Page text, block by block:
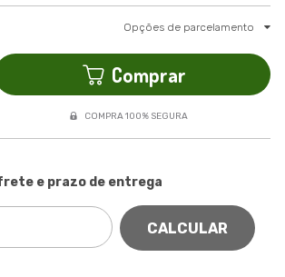
Opções de parcelamento
Comprar
COMPRA 100% SEGURA
e prazo de entrega
CALCULAR